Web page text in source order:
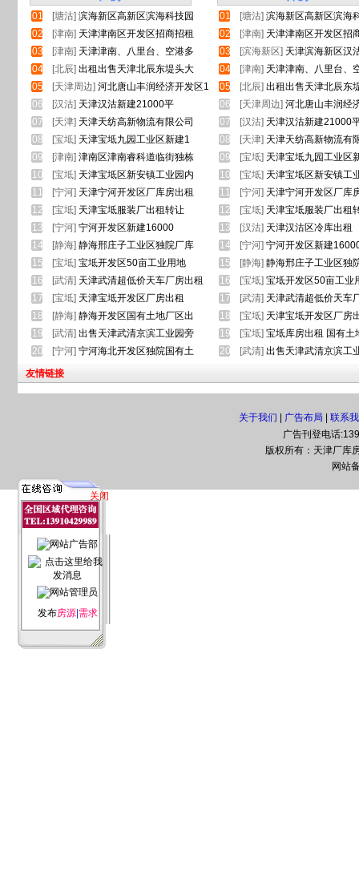
01 [塘沽] 滨海新区高新区滨海科技园
02
[津南] 天津津南区开发区招商招租
03
[津南] 天津津南、八里台、空港多
04
[北辰] 出租出售天津北辰东堤头大
05
[天津周边] 河北唐山丰润经济开发区1
06
[汉沽] 天津汉沽新建21000平
07
[天津] 天津天纺高新物流有限公司
08
[宝坻] 天津宝坻九园工业区新建1
09
[津南] 津南区津南睿科道临街独栋
10
[宝坻] 天津宝坻区新安镇工业园内
11
[宁河] 天津宁河开发区厂库房出租
12
[宝坻] 天津宝坻服装厂出租转让
13
[宁河] 宁河开发区新建16000
14
[静海] 静海邢庄子工业区独院厂库
15
[宝坻] 宝坻开发区50亩工业用地
16
[武清] 天津武清超低价天车厂房出租
17
[宝坻] 天津宝坻开发区厂房出租
18
[静海] 静海开发区国有土地厂区出
19
[武清] 出售天津武清京滨工业园旁
20
[宁河] 宁河海北开发区独院国有土
01 [塘沽] 滨海新区高新区滨海
02
[津南] 天津津南区开发区招
03
[滨海新区] 天津滨海新区汉
04
[津南] 天津津南、八里台、
05
[北辰] 出租出售天津北辰东
06
[天津周边] 河北唐山丰润经
07
[汉沽] 天津汉沽新建21000
08
[天津] 天津天纺高新物流有
09
[宝坻] 天津宝坻九园工业区
10
[宝坻] 天津宝坻区新安镇工
11
[宁河] 天津宁河开发区厂库
12
[宝坻] 天津宝坻服装厂出租
13
[汉沽] 天津汉沽区冷库出租
14
[宁河] 宁河开发区新建
15
[静海] 静海邢庄子工业区独
16
[宝坻] 宝坻开发区50亩工业
17
[武清] 天津武清超低价天车
18
[宝坻] 天津宝坻开发区厂房
19
[宝坻] 宝坻库房出租 国有土
20
[武清] 出售天津武清京滨工
友情链接
关于我们 广告布局
联系
广告刊登电话
版权所有：天津厂库
网站
关闭
发布房源| 需求